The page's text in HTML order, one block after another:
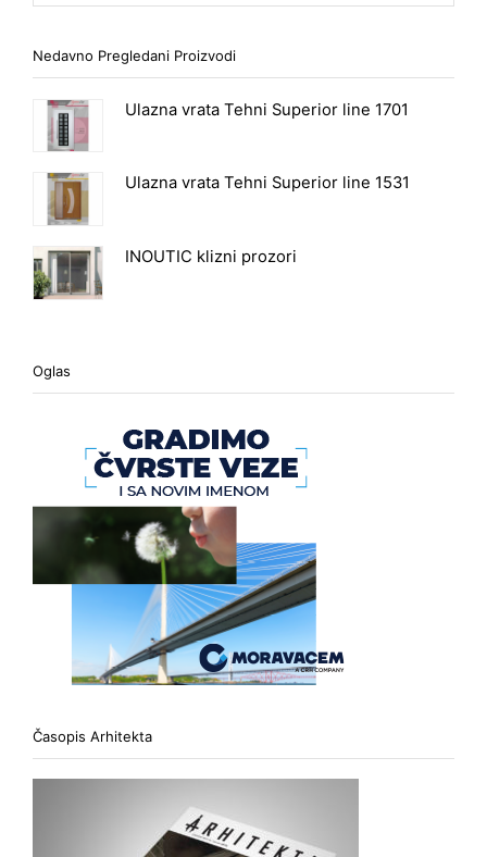
Nedavno Pregledani Proizvodi
Ulazna vrata Tehni Superior line 1701
Ulazna vrata Tehni Superior line 1531
INOUTIC klizni prozori
Oglas
Časopis Arhitekta